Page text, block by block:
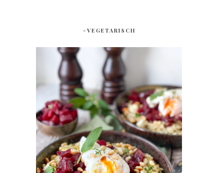
#VEGETARISCH